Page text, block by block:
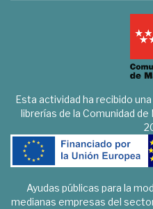
Esta actividad ha recibido
librerías de la Comunidad
Ayudas públicas para la
medianas empresas del